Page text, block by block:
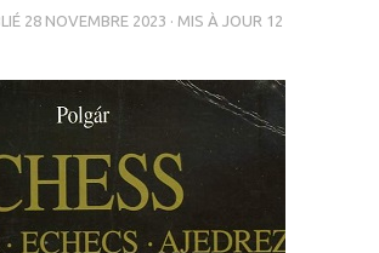
28 NOVEMBRE 2023 · MIS À JOUR 12